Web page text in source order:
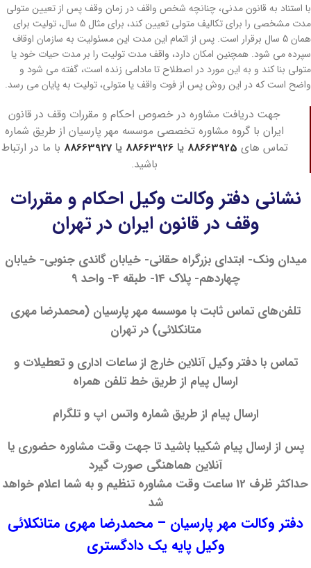
با استناد به قانون مدنی، چنانچه شخص واقف در زمان وقف پس از تعیین متولی
مدت مشخصی را برای تکالیف متولی تعیین کند، برای مثال 5 سال، تولیت برای
همان 5 سال برقرار است. پس از اتمام این مدت این مسئولیت به سازمان اوقاف
سپرده می ‌شود. همچنین امکان دارد، واقف مدت تولیت را بر مدت حیات خود یا
متولی بنا کند و به این مورد در اصطلاح تا مادامی زنده است، گفته می ­شود و
واضح است که در این روش پس از فوت واقف یا متولی، تولیت به پایان می ­رسد.
جهت دریافت مشاوره در خصوص احکام و مقررات وقف در قانون
ایران با گروه مشاوره تخصصی موسسه مهر پارسیان از طریق شماره
تماس های 88663925 یا88663926 یا88663927 با ما در ارتباط
باشید.
نشانی دفتر وکالت وکیل احکام و مقررات
وقف در قانون ایران در تهران
میدان ونک- ابتدای بزرگراه حقانی- خیابان گاندی جنوبی- خیابان
چهاردهم- پلاک 14- طبقه 4- واحد 9
تلفن‌های تماس ثابت با موسسه مهر پارسیان (محمدرضا مهری
متانکلائی) در تهران
تماس با دفتر وکیل آنلاین خارج از ساعات اداری و تعطیلات و
ارسال پیام از طریق خط تلفن همراه
ارسال پیام از طریق شماره واتس اپ و تلگرام
پس از ارسال پیام شکیبا باشید تا جهت وقت مشاوره حضوری یا
آنلاین هماهنگی صورت گیرد
حداکثر ظرف 12 ساعت وقت مشاوره تنظیم و به شما اعلام خواهد
شد
دفتر وکالت مهر پارسیان – محمدرضا مهری متانکلائی
وکیل پایه یک دادگستری